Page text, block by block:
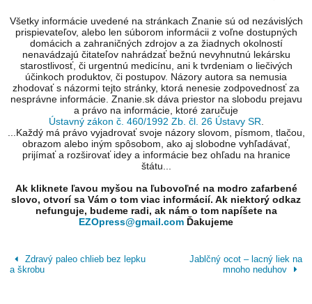
Všetky informácie uvedené na stránkach Znanie sú od nezávislých
prispievateľov, alebo len súborom informácii z voľne dostupných
domácich a zahraničných zdrojov a za žiadnych okolností
nenavádzajú čitateľov nahrádzať bežnú nevyhnutnú lekársku
starostlivosť, či urgentnú medicínu, ani k tvrdeniam o liečivých
účinkoch produktov, či postupov. Názory autora sa nemusia
zhodovať s názormi tejto stránky, ktorá nenesie zodpovednosť za
nesprávne informácie. Znanie.sk dáva priestor na slobodu prejavu
a právo na informácie, ktoré zaručuje
Ústavný zákon č. 460/1992 Zb. čl. 26 Ústavy SR
...Každý má právo vyjadrovať svoje názory slovom, písmom, tlačou,
obrazom alebo iným spôsobom, ako aj slobodne vyhľadávať,
prijímať a rozširovať idey a informácie bez ohľadu na hranice
štátu...
Ak kliknete ľavou myšou na ľubovoľné na modro zafarbené
slovo, otvorí sa Vám o tom viac informácií. Ak niektorý odkaz
nefunguje, budeme radi, ak nám o tom napíšete na
EZOpress@gmail.com Ďakujeme
Zdravý paleo chlieb bez lepku
a škrobu
Jablčný ocot – lacný liek na
mnoho neduhov